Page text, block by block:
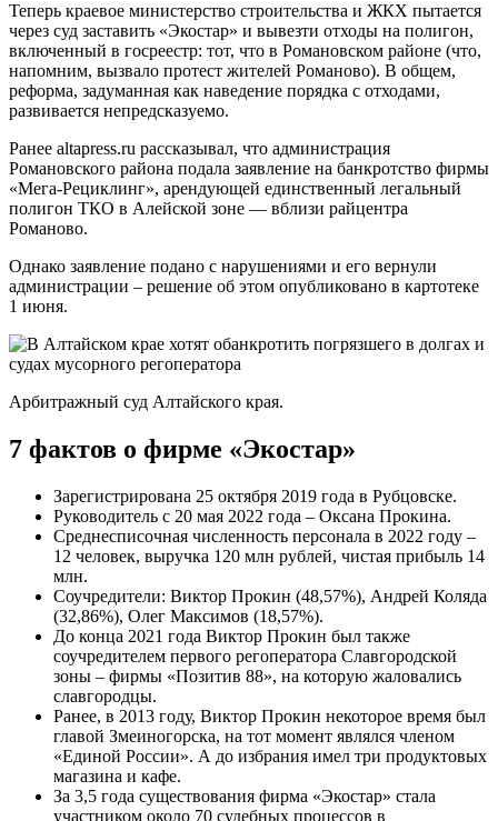
Теперь краевое министерство строительства и ЖКХ пытается
через суд заставить «Экостар» и вывезти отходы на полигон,
включенный в госреестр: тот, что в Романовском районе (что,
напомним, вызвало протест жителей Романово). В общем,
реформа, задуманная как наведение порядка с отходами,
развивается непредсказуемо.
Ранее altapress.ru рассказывал, что администрация
Романовского района подала заявление на банкротство фирмы
«Мега-Рециклинг», арендующей единственный легальный
полигон ТКО в Алейской зоне — вблизи райцентра
Романово.
Однако заявление подано с нарушениями и его вернули
администрации – решение об этом опубликовано в картотеке
1 июня.
Арбитражный суд Алтайского края.
7 фактов о фирме «Экостар»
Зарегистрирована 25 октября 2019 года в Рубцовске.
Руководитель с 20 мая 2022 года – Оксана Прокина.
Среднесписочная численность персонала в 2022 году –
12 человек, выручка 120 млн рублей, чистая прибыль 14
млн.
Соучредители: Виктор Прокин (48,57%), Андрей Коляда
(32,86%), Олег Максимов (18,57%).
До конца 2021 года Виктор Прокин был также
соучредителем первого регоператора Славгородской
зоны – фирмы «Позитив 88», на которую жаловались
славгородцы.
Ранее, в 2013 году, Виктор Прокин некоторое время был
главой Змеиногорска, на тот момент являлся членом
«Единой России». А до избрания имел три продуктовых
магазина и кафе.
За 3,5 года существования фирма «Экостар» стала
участником около 70 судебных процессов в